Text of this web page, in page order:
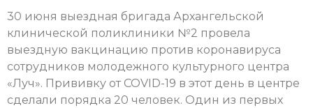
30 июня выездная бригада Архангельской
клинической поликлиники №2 провела
выездную вакцинацию против коронавируса
сотрудников молодежного культурного центра
«Луч». Прививку от COVID-19 в этот день в центре
сделали порядка 20 человек. Один из первых